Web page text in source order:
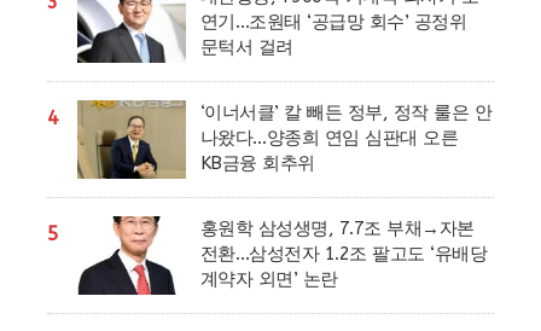
연기…조원태 ‘공급망 회수’ 공정위
문턱서 걸려
4
‘이너서클’ 칼 빼든 정부, 정작 룰은 안
나왔다…양종희 연임 심판대 오른
KB금융 회추위
5
홍원학 삼성생명, 7.7조 부채→자본
전환…삼성전자 1.2조 팔고도 ‘유배당
계약자 외면’ 논란